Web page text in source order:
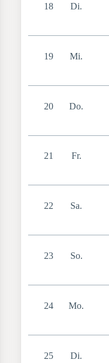
18 Di.
19 Mi.
20 Do.
21 Fr.
22 Sa.
23 So.
24 Mo.
25 Di.